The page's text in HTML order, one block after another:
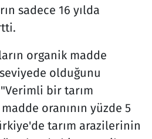
sadece 16 yılda
organik madde
olduğunu
bir tarım
oranının yüzde 5
tarım arazilerinin